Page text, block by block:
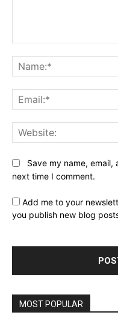
Save my name,
next time I comment.
Add me to your
you publish new blog
MOST POPULAR